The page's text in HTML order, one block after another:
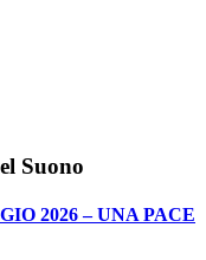
Suono
2026 – UNA PACE